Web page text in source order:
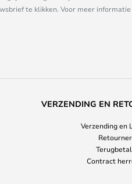
te klikken. Voor meer informatie
VERZENDING EN
Verzending en
Contract